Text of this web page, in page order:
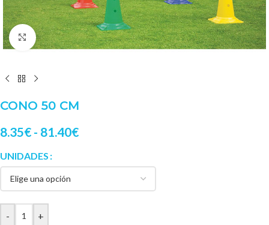
Clic para ampliar
CONO 50 CM
8.35€ - 81.40€
UNIDADES
- +